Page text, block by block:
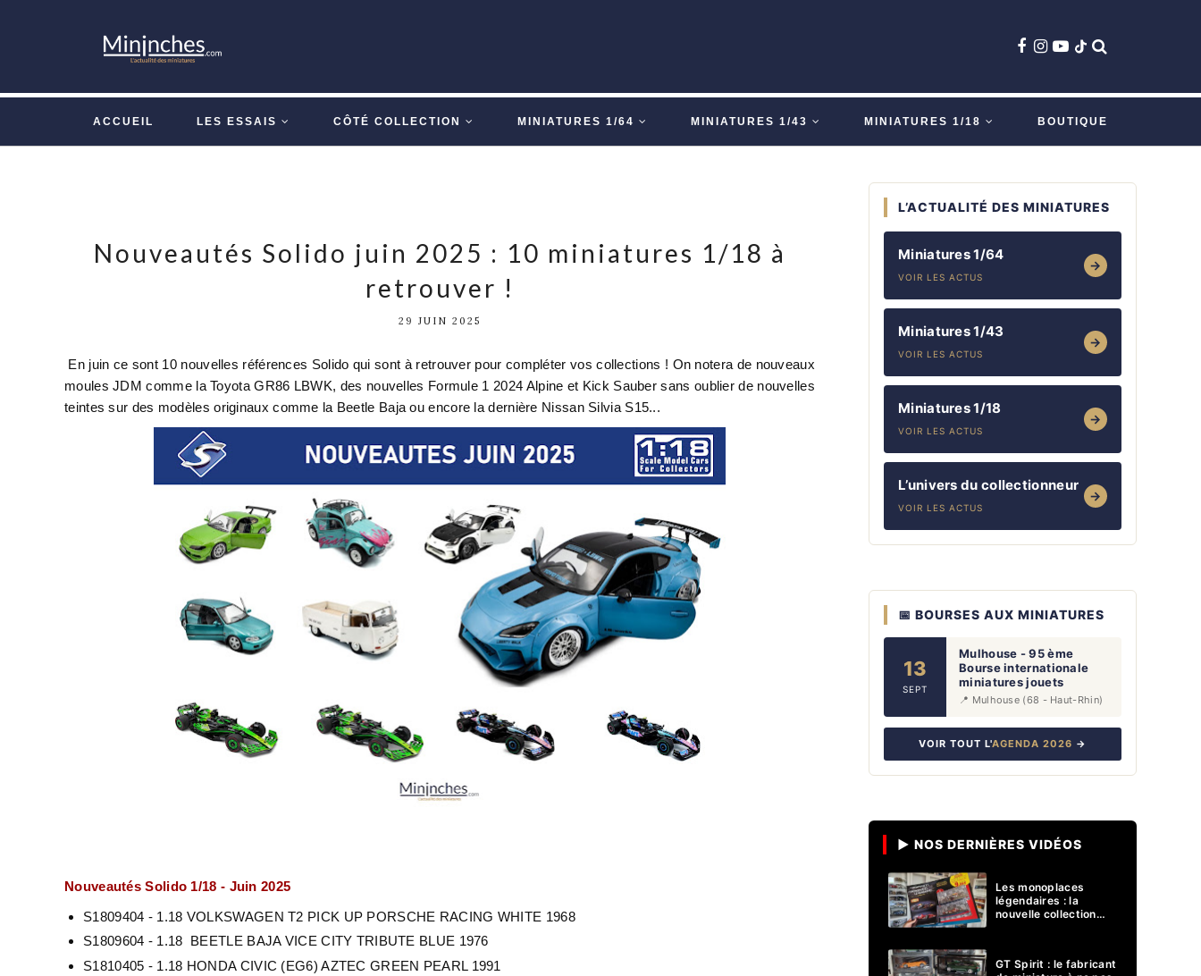
ACCUEIL LES ESSAIS CÔTÉ COLLECTION MINIATURES 1/64 MINIATURES 1/43 MINIATURES 1/18 BOUTIQUE
Nouveautés Solido juin 2025 : 10 miniatures 1/18 à
retrouver !
29 JUIN 2025
En juin ce sont 10 nouvelles références Solido qui sont à retrouver pour compléter vos collections ! On notera de nouveaux
moules JDM comme la Toyota GR86 LBWK, des nouvelles Formule 1 2024 Alpine et Kick Sauber sans oublier de nouvelles
teintes sur des modèles originaux comme la Beetle Baja ou encore la dernière Nissan Silvia S15...
Nouveautés Solido 1/18 - Juin 2025
S1809404 - 1.18 VOLKSWAGEN T2 PICK UP PORSCHE RACING WHITE 1968
S1809604 - 1.18 BEETLE BAJA VICE CITY TRIBUTE BLUE 1976
S1810405 - 1.18 HONDA CIVIC (EG6) AZTEC GREEN PEARL 1991
L’ACTUALITÉ DES MINIATURES
Miniatures 1/64
VOIR LES ACTUS
→
Miniatures 1/43
VOIR LES ACTUS
→
Miniatures 1/18
VOIR LES ACTUS
→
L’univers du collectionneur
VOIR LES ACTUS
→
📅 BOURSES AUX MINIATURES
13
SEPT
Mulhouse - 95 ème
Bourse internationale
miniatures jouets
📍 Mulhouse (68 - Haut-Rhin)
VOIR TOUT L'AGENDA 2026 →
▶ NOS DERNIÈRES VIDÉOS
Les monoplaces ​
légendaires : la
nouvelle collection
GT Spirit : le fabricant